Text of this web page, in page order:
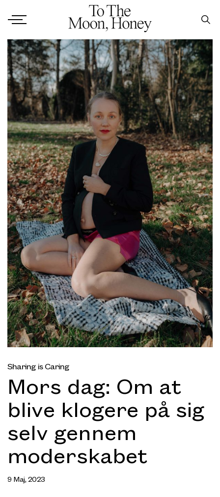
Sharing is Caring
Mors dag: Om at
blive klogere på sig
selv gennem
moderskabet
9 Maj, 2023